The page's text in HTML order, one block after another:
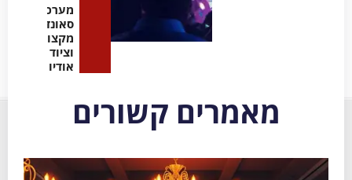
מערכות
סאונד
מקצועיות
וציוד
אודיו
מאמרים קשורים